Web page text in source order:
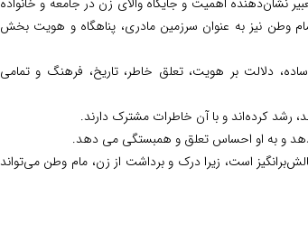
نشان‌دهنده اهمیت و جایگاه والای زن در جامعه و خانواده
وطن نیز به عنوان سرزمین مادری، پناهگاه و هویت بخش
دلالت بر هویت، تعلق خاطر، تاریخ، فرهنگ و تمامی
رشد کرده‌اند و با آن خاطرات مشترک دارند.
و به او احساس تعلق و همبستگی می دهد.
است، زیرا درک و برداشت از زن، مام وطن می‌تواند